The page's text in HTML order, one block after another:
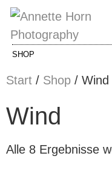
SHOP
Start / Shop / Wind
Wind
Alle 8 Ergebnisse